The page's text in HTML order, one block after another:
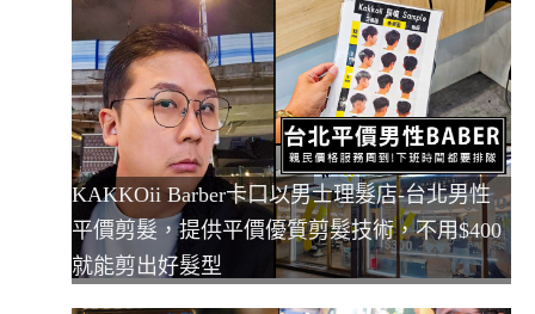
KAKKOii Barber卡口以男士理髮店-台北男性
平價剪髮，提供平價優質剪髮技術，不用$400
就能剪出好髮型